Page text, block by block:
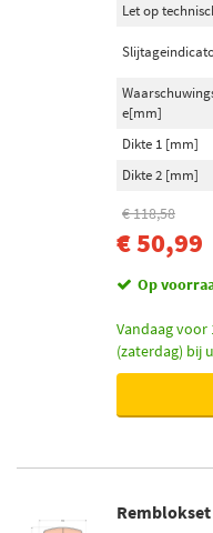
Let op
e[mm]
Dikte 1 [mm]
Dikte 2 [mm]
€ 118,58
€ 50,99
Op
Vandaag voor
(zaterdag) bij
Remblokset